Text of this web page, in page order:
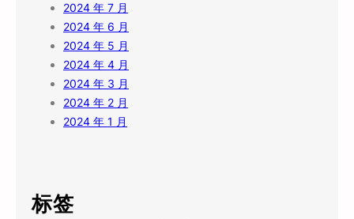
2024 年 7 月
2024 年 6 月
2024 年 5 月
2024 年 4 月
2024 年 3 月
2024 年 2 月
2024 年 1 月
标签